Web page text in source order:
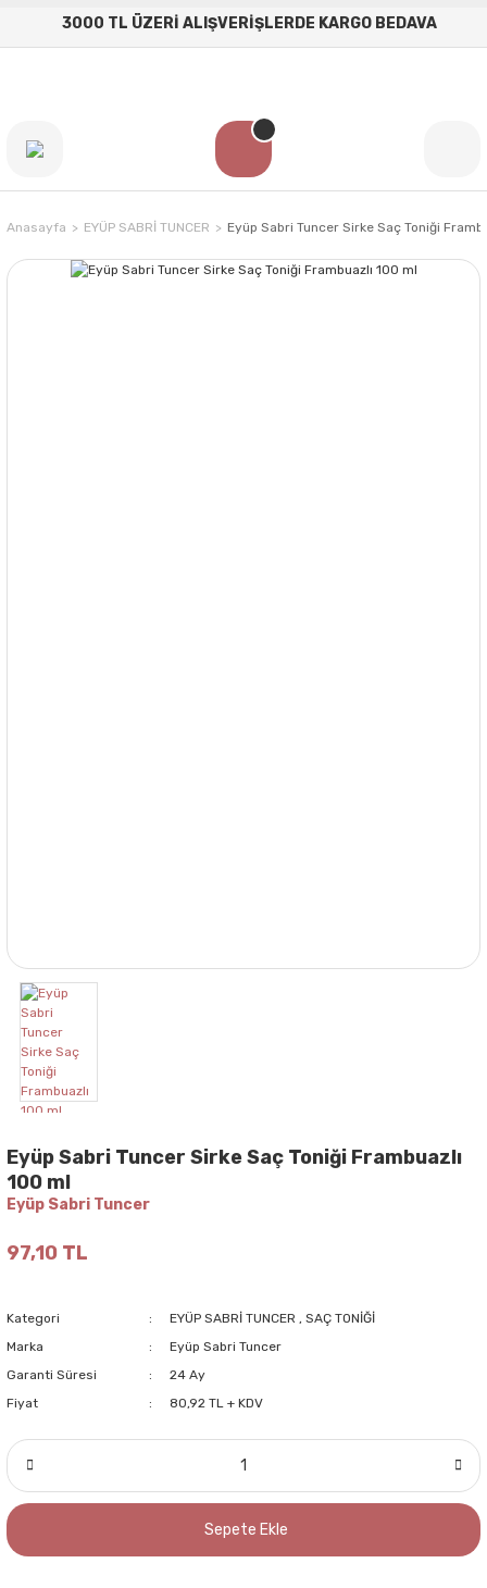
3000 TL ÜZERİ ALIŞVERİŞLERDE KARGO BEDAVA
Anasayfa EYÜP SABRİ TUNCER Eyüp Sabri Tuncer Sirke Saç Toniği
Eyüp Sabri Tuncer Sirke Saç Toniği Frambuazlı
100 ml
Eyüp Sabri Tuncer
97,10 TL
Kategori EYÜP SABRİ TUNCER , SAÇ TONİĞİ
Marka
Eyüp Sabri Tuncer
Garanti Süresi
24 Ay
Fiyat
80,92 TL + KDV
Sepete Ekle